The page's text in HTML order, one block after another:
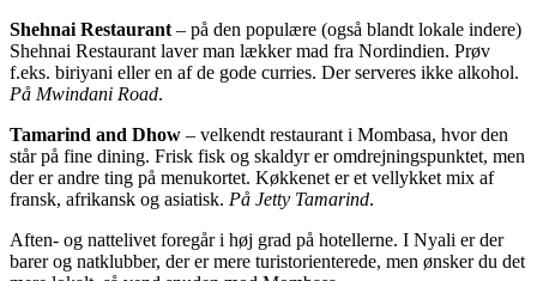
Shehnai Restaurant – på den populære (også blandt lokale indere)
Shehnai Restaurant laver man lækker mad fra Nordindien. Prøv
f.eks. biriyani eller en af de gode curries. Der serveres ikke alkohol.
På Mwindani Road.
Tamarind and Dhow – velkendt restaurant i Mombasa, hvor den
står på fine dining. Frisk fisk og skaldyr er omdrejningspunktet, men
der er andre ting på menukortet. Køkkenet er et vellykket mix af
fransk, afrikansk og asiatisk. På Jetty Tamarind.
Aften- og nattelivet foregår i høj grad på hotellerne. I Nyali er der
barer og natklubber, der er mere turistorienterede, men ønsker du det